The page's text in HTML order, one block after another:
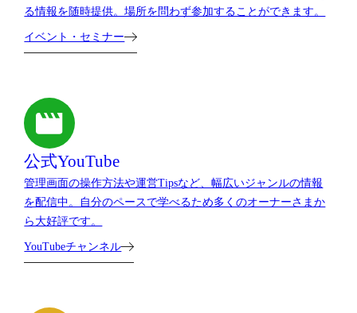
る情報を随時提供。場所を問わず参加することができます。
イベント・セミナー
公式YouTube
管理画面の操作方法や運営Tipsなど、幅広いジャンルの情報
を配信中。自分のペースで学べるため多くのオーナーさまか
ら大好評です。
YouTubeチャンネル